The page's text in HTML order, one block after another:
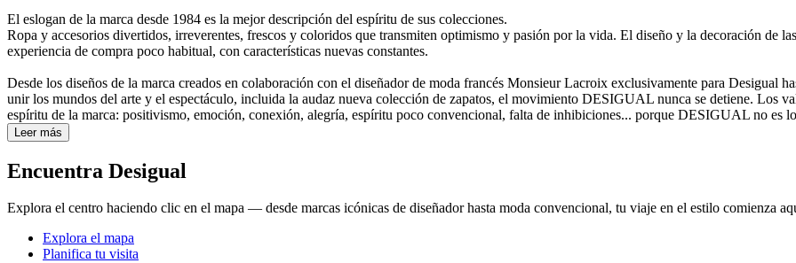
El eslogan de la marca desde 1984 es la mejor descripción del espíritu de sus colecciones.
Ropa y accesorios divertidos, irreverentes, frescos y coloridos que transmiten optimismo y pasión por la vida. El diseño y la decoración de
experiencia de compra poco habitual, con características nuevas constantes.
Desde los diseños de la marca creados en colaboración con el diseñador de moda francés Monsieur Lacroix exclusivamente para Desigual
unir los mundos del arte y el espectáculo, incluida la audaz nueva colección de zapatos, el movimiento DESIGUAL nunca se detiene. Los
espíritu de la marca: positivismo, emoción, conexión, alegría, espíritu poco convencional, falta de inhibiciones... porque DESIGUAL no es
Leer más
Encuentra Desigual
Explora el centro haciendo clic en el mapa — desde marcas icónicas de diseñador hasta moda convencional, tu viaje en el estilo comienza
Explora el mapa
Planifica tu visita